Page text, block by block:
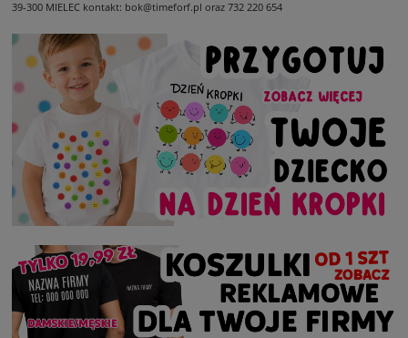
39-300 MIELEC kontakt: bok@timeforf.pl oraz 732 220 654